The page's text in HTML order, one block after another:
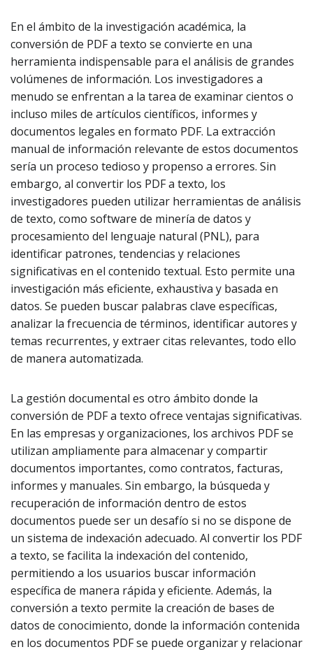
En el ámbito de la investigación académica, la
conversión de PDF a texto se convierte en una
herramienta indispensable para el análisis de grandes
volúmenes de información. Los investigadores a
menudo se enfrentan a la tarea de examinar cientos o
incluso miles de artículos científicos, informes y
documentos legales en formato PDF. La extracción
manual de información relevante de estos documentos
sería un proceso tedioso y propenso a errores. Sin
embargo, al convertir los PDF a texto, los
investigadores pueden utilizar herramientas de análisis
de texto, como software de minería de datos y
procesamiento del lenguaje natural (PNL), para
identificar patrones, tendencias y relaciones
significativas en el contenido textual. Esto permite una
investigación más eficiente, exhaustiva y basada en
datos. Se pueden buscar palabras clave específicas,
analizar la frecuencia de términos, identificar autores y
temas recurrentes, y extraer citas relevantes, todo ello
de manera automatizada.
La gestión documental es otro ámbito donde la
conversión de PDF a texto ofrece ventajas significativas.
En las empresas y organizaciones, los archivos PDF se
utilizan ampliamente para almacenar y compartir
documentos importantes, como contratos, facturas,
informes y manuales. Sin embargo, la búsqueda y
recuperación de información dentro de estos
documentos puede ser un desafío si no se dispone de
un sistema de indexación adecuado. Al convertir los PDF
a texto, se facilita la indexación del contenido,
permitiendo a los usuarios buscar información
específica de manera rápida y eficiente. Además, la
conversión a texto permite la creación de bases de
datos de conocimiento, donde la información contenida
en los documentos PDF se puede organizar y relacionar